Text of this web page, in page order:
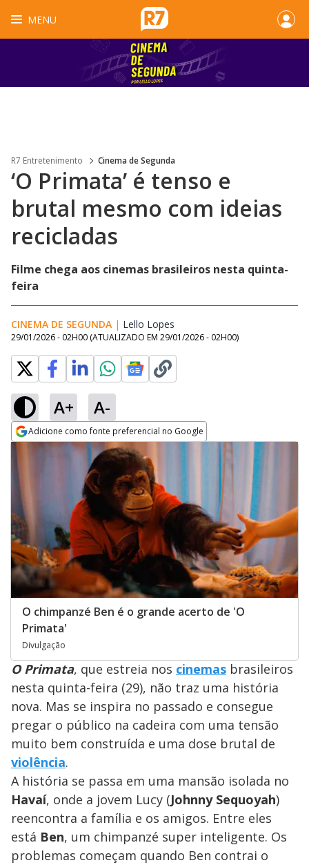
MENU
R7 Entretenimento Cinema de Segunda
‘O Primata’ é tenso e
brutal mesmo com ideias
recicladas
Filme chega aos cinemas brasileiros nesta quinta-
feira
CINEMA DE SEGUNDA | Lello Lopes
29/01/2026 - 02H00 (ATUALIZADO EM 29/01/2026 - 02H00)
A+ A-
Adicione como fonte preferencial no Google
Opens in new window
O chimpanzé Ben é o grande acerto de 'O
Primata'
Divulgação
O Primata, que estreia nos cinemas brasileiros
nesta quinta-feira (29), não traz uma história
nova. Mas se inspira no passado e consegue
pregar o público na cadeira com uma tensão
muito bem construída e uma dose brutal de
violência.
A história se passa em uma mansão isolada no
Havaí, onde a jovem Lucy (Johnny Sequoyah)
reencontra a família e os amigos. Entre eles
está Ben, um chimpanzé super inteligente. Os
problemas começam quando Ben contrai o